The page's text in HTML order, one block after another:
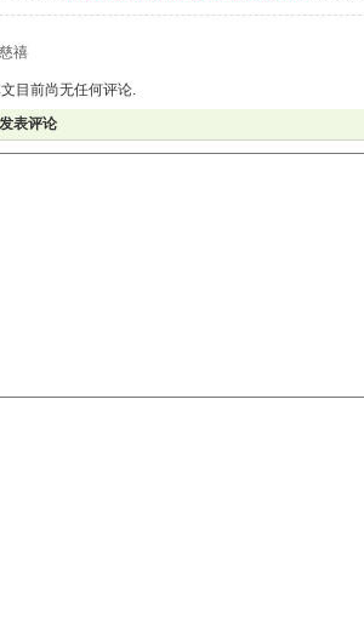
慈禧
目前尚无任何评论.
发表评论